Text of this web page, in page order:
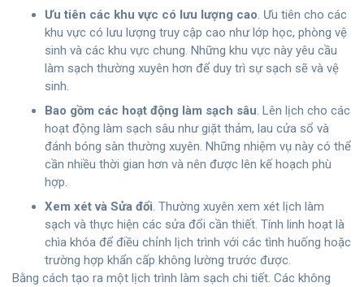
Ưu tiên các khu vực có lưu lượng cao. Ưu tiên cho các
khu vực có lưu lượng truy cập cao như lớp học, phòng vệ
sinh và các khu vực chung. Những khu vực này yêu cầu
làm sạch thường xuyên hơn để duy trì sự sạch sẽ và vệ
sinh.
Bao gồm các hoạt động làm sạch sâu. Lên lịch cho các
hoạt động làm sạch sâu như giặt thảm, lau cửa sổ và
đánh bóng sàn thường xuyên. Những nhiệm vụ này có thể
cần nhiều thời gian hơn và nên được lên kế hoạch phù
hợp.
Xem xét và Sửa đổi. Thường xuyên xem xét lịch làm
sạch và thực hiện các sửa đổi cần thiết. Tính linh hoạt là
chìa khóa để điều chỉnh lịch trình với các tình huống hoặc
trường hợp khẩn cấp không lường trước được.
Bằng cách tạo ra một lịch trình làm sạch chi tiết. Các không